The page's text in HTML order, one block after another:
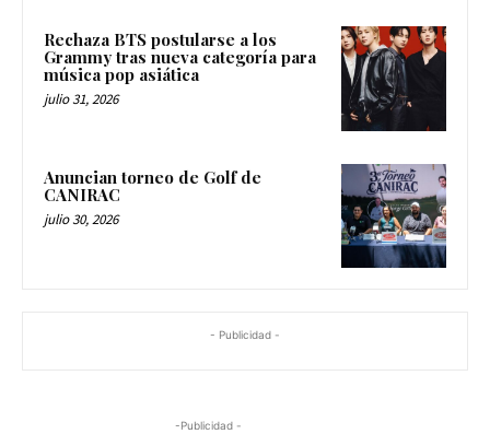
Rechaza BTS postularse a los
Grammy tras nueva categoría para
música pop asiática
julio 31, 2026
Anuncian torneo de Golf de
CANIRAC
julio 30, 2026
- Publicidad -
-Publicidad -